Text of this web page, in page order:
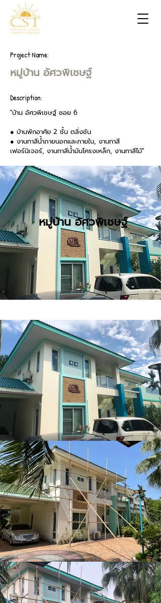
Project Name:
หมู่บ้าน อัศวพิเชษฐ์
Description:
"บ้าน อัศวพิเชษฐ์ ซอย 6
● บ้านพักอาศัย 2 ชั้น ตลิ่งชัน
● งานทาสีน้ำภายนอกและภายใน, งานทาสี
เฟอร์นิเจอร์, งานทาสีน้ำมันโครงเหล็ก, งานทาสีไม้"
หมู่บ้าน อัศวพิเชษฐ์